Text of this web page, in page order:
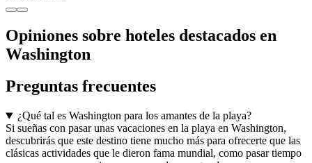
Opiniones sobre hoteles destacados en
Washington
Preguntas frecuentes
¿Qué tal es Washington para los amantes de la playa?
Si sueñas con pasar unas vacaciones en la playa en Washington,
descubrirás que este destino tiene mucho más para ofrecerte que las
clásicas actividades que le dieron fama mundial, como pasar tiempo